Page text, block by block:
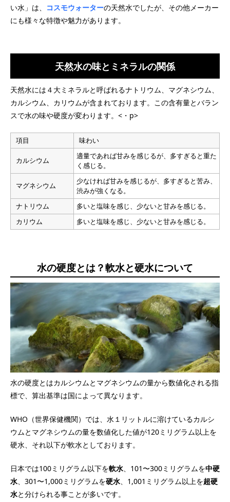
い水」は、
コスモウォーターの天然水でしたが、その他メーカー
にも様々な特徴や魅力があります。
天然水の味とミネラルの関係
天然水には４大ミネラルと呼ばれるナトリウム、マグネシウム、
カルシウム、カリウムが含まれております。この含有量とバラン
スで水の味や硬度が変わります。<・p>
項目 味わい
カルシウム
適量であれば甘みを感じるが、多すぎると重た
く感じる。
マグネシウム
少なければ甘みを感じるが、多すぎると苦み、
渋みが強くなる。
ナトリウム
多いと塩味を感じ、少ないと甘みを感じる。
カリウム
多いと塩味を感じ、少ないと甘みを感じる。
水の硬度とは？軟水と硬水について
水の硬度とはカルシウムとマグネシウムの量から数値化される指
標で、算出基準は国によって異なります。
WHO（世界保健機関）では、水１リットルに溶けているカルシ
ウムとマグネシウムの量を数値化した値が120ミリグラム以上を
硬水、それ以下が軟水としております。
日本では100ミリグラム以下を軟水、101〜300ミリグラムを中硬
水、301〜1,000ミリグラムを硬水、1,001ミリグラム以上を超硬
水と分けられる事ことが多いです。